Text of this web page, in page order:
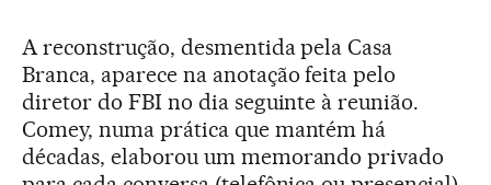
A reconstrução, desmentida pela Casa
Branca, aparece na anotação feita pelo
diretor do FBI no dia seguinte à reunião.
Comey, numa prática que mantém há
décadas, elaborou um memorando privado